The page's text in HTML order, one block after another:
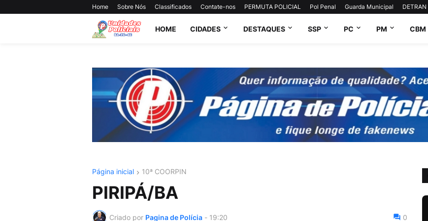
Home Sobre Nós Classificados Contate-nos PERMUTA POLICIAL Pol Penal Guarda Municipal DETRAN
HOME CIDADES DESTAQUES SSP PC PM CBM
Página inicial 10ª COORPIN
PIRIPÁ/BA
Criado por Pagina de Polícia - 19:20 0